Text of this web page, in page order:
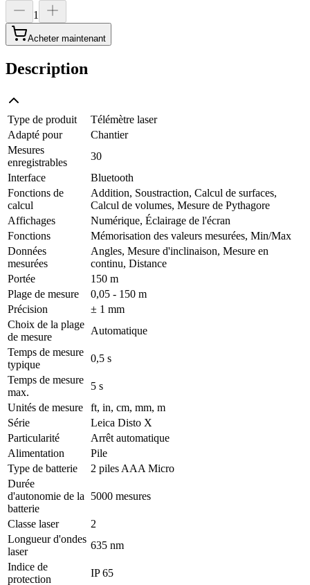
1
Acheter maintenant
Description
Type de produit
Télémètre laser
Adapté pour
Chantier
Mesures
enregistrables
30
Interface
Bluetooth
Fonctions de
calcul
Addition, Soustraction, Calcul de surfaces,
Calcul de volumes, Mesure de Pythagore
Affichages
Numérique, Éclairage de l'écran
Fonctions
Mémorisation des valeurs mesurées, Min/Max
Données
mesurées
Angles, Mesure d'inclinaison, Mesure en
continu, Distance
Portée
150 m
Plage de mesure
0,05 - 150 m
Précision
± 1 mm
Choix de la plage
de mesure
Automatique
Temps de mesure
typique
0,5 s
Temps de mesure
max.
5 s
Unités de mesure
ft, in, cm, mm, m
Série
Leica Disto X
Particularité
Arrêt automatique
Alimentation
Pile
Type de batterie
2 piles AAA Micro
Durée
d'autonomie de la
batterie
5000 mesures
Classe laser
2
Longueur d'ondes
laser
635 nm
Indice de
protection
IP 65